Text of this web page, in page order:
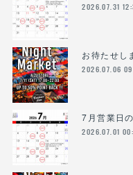
2026.07.31
お待たせし
2026.07.06
7月営業日
2026.07.01